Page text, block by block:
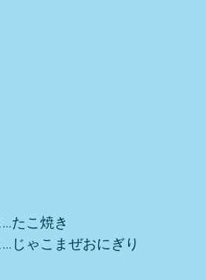
たこ焼き
じゃこまぜおにぎり